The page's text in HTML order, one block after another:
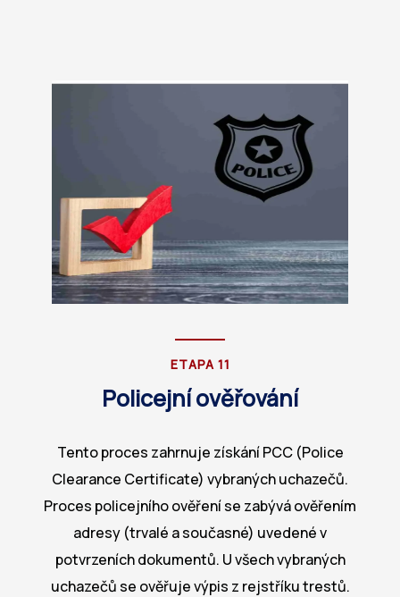
ETAPA 11
Policejní ověřování
Tento proces zahrnuje získání PCC (Police
Clearance Certificate) vybraných uchazečů.
Proces policejního ověření se zabývá ověřením
adresy (trvalé a současné) uvedené v
potvrzeních dokumentů. U všech vybraných
uchazečů se ověřuje výpis z rejstříku trestů.